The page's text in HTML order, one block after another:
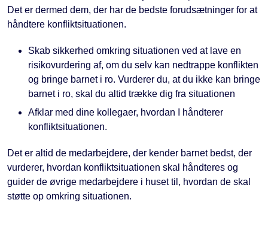
Det er dermed dem, der har de bedste forudsætninger for at
håndtere konfliktsituationen.
Skab sikkerhed omkring situationen ved at lave en
risikovurdering af, om du selv kan nedtrappe konflikten
og bringe barnet i ro. Vurderer du, at du ikke kan bringe
barnet i ro, skal du altid trække dig fra situationen
Afklar med dine kollegaer, hvordan I håndterer
konfliktsituationen.
Det er altid de medarbejdere, der kender barnet bedst, der
vurderer, hvordan konfliktsituationen skal håndteres og
guider de øvrige medarbejdere i huset til, hvordan de skal
støtte op omkring situationen.